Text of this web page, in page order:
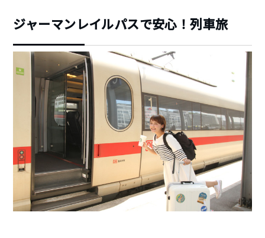
ジャーマンレイルパスで安心！列車旅